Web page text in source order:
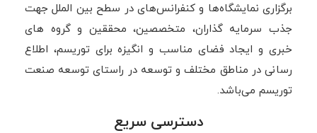
برگزاری نمایشگاه‌ها و کنفرانس‌های در سطح بین الملل جهت
جذب سرمایه گذاران، متخصصین، محققین و گروه های
خبری و ایجاد فضای مناسب و انگیزه برای توریسم، اطلاع
رسانی در مناطق مختلف و توسعه در راستای توسعه صنعت
توریسم می‌باشد.
دسترسی سریع